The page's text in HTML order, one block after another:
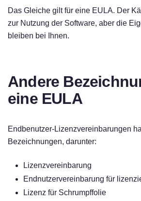
Das Gleiche gilt für eine EULA. Der
zur Nutzung der Software, aber die
bleiben bei Ihnen.
Andere
eine EULA
Endbenutzer-Lizenzvereinbarungen
Bezeichnungen, darunter:
Lizenzvereinbarung
Endnutzervereinbarung für
Lizenz für Schrumpffolie